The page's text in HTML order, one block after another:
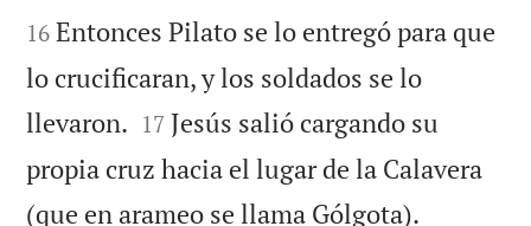


16 Entonces Pilato se lo entregó para que
lo crucificaran, y los soldados se lo
llevaron. 

17 Jesús salió cargando su
propia cruz hacia el lugar de la Calavera
(que en arameo se llama Gólgota).